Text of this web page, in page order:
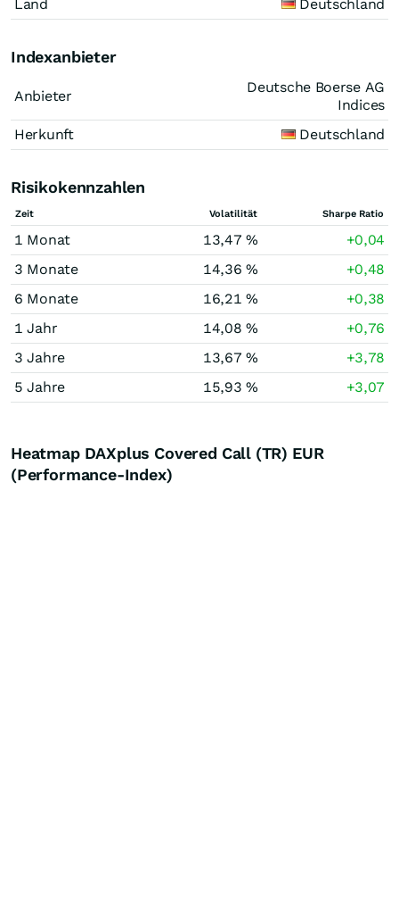
Land Deutschland
Indexanbieter
Anbieter
Deutsche Boerse AG
Indices
Herkunft
Deutschland
Risikokennzahlen
Zeit Volatilität Sharpe Ratio
1 Monat 13,47 %
+0,04
3 Monate
14,36 %
+0,48
6 Monate
16,21 %
+0,38
1 Jahr
14,08 %
+0,76
3 Jahre
13,67 %
+3,78
5 Jahre
15,93 % +3,07
Heatmap DAXplus Covered Call (TR) EUR
(Performance-Index)